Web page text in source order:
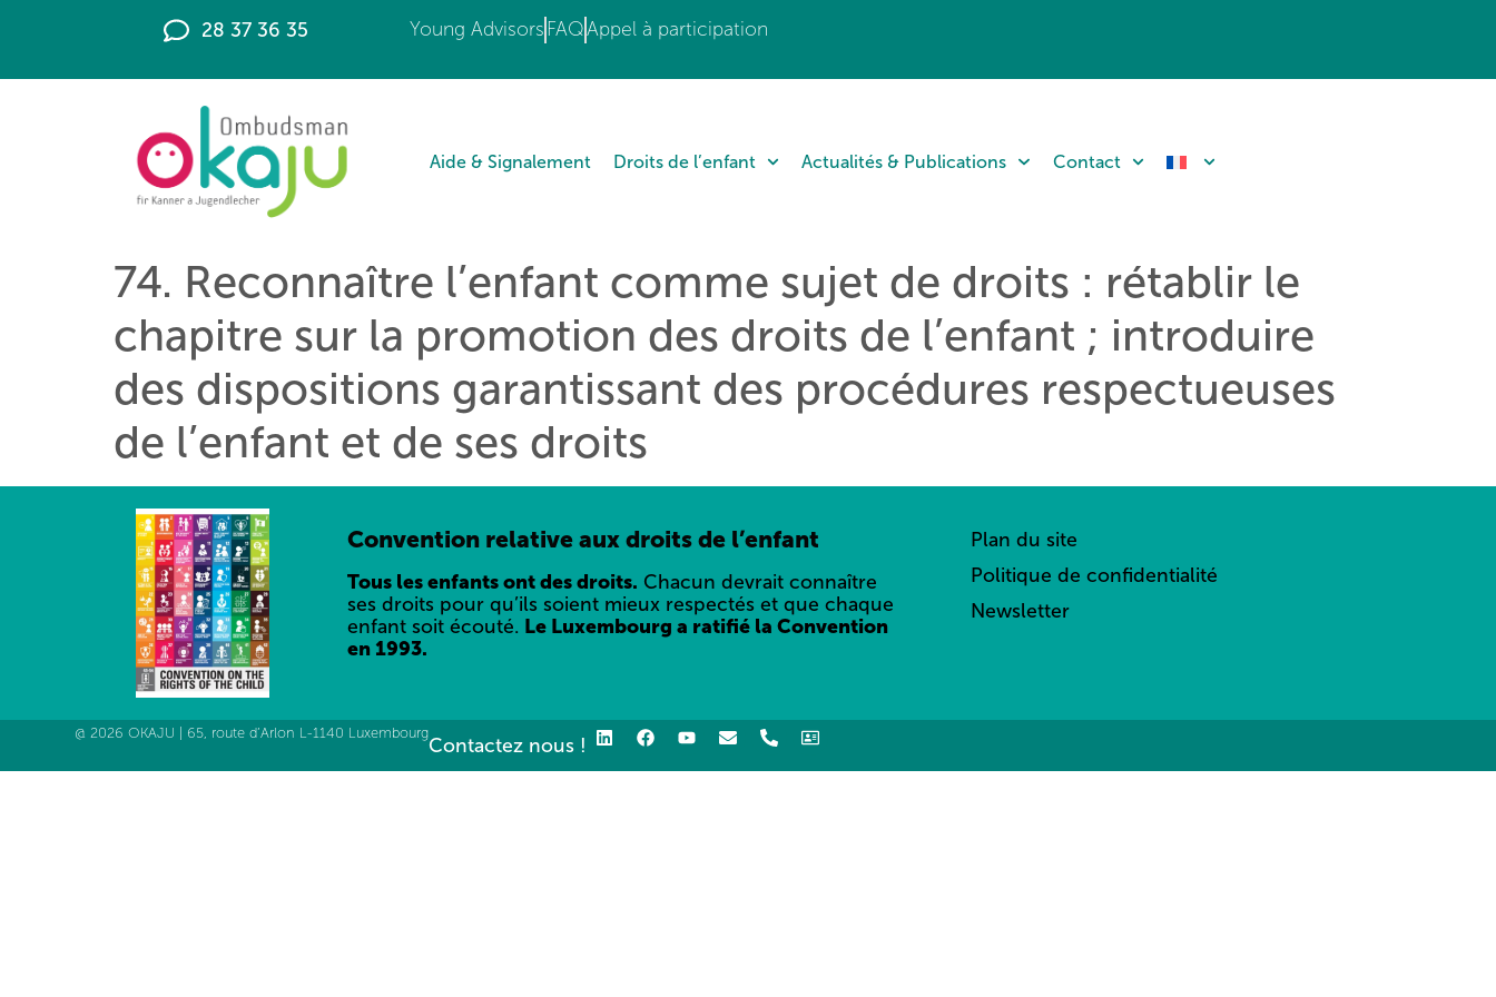
28 37 36 35 Young Advisors FAQAppel à participation
Aide & Signalement Droits de l’enfant Actualités & Publications Contact
74. Reconnaître l’enfant comme sujet de droits : rétablir le
chapitre sur la promotion des droits de l’enfant ; introduire
des dispositions garantissant des procédures respectueuses
de l’enfant et de ses droits
Convention relative aux droits de l’enfant
Tous les enfants ont des droits. Chacun devrait connaître
ses droits pour qu’ils soient mieux respectés et que chaque
enfant soit écouté. Le Luxembourg a ratifié la Convention
en 1993.
Plan du site
Politique de confidentialité
Newsletter
@ 2026 OKAJU | 65, route d’Arlon L-1140 Luxembourg
Contactez nous !